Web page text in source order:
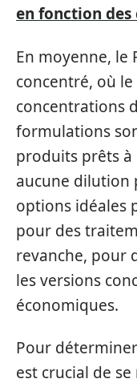
en fonction
En moyenne, le
concentré, où
concentrations
formulations
produits prêts à
aucune dilution
options idéales
pour des
revanche, pour
les versions
économiques.
Pour
est crucial de